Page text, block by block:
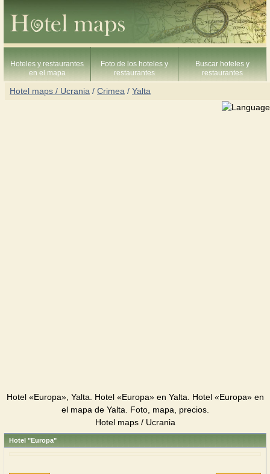
Hoteles y restaurantes
en el mapa
Foto de los hoteles y
restaurantes
Buscar hoteles y
restaurantes
Hotel maps / Ucrania / Crimea / Yalta
Hotel «Europa», Yalta. Hotel «Europa» en Yalta. Hotel «Europa» en
el mapa de Yalta. Foto, mapa, precios.
Hotel maps / Ucrania
Hotel "Europa"